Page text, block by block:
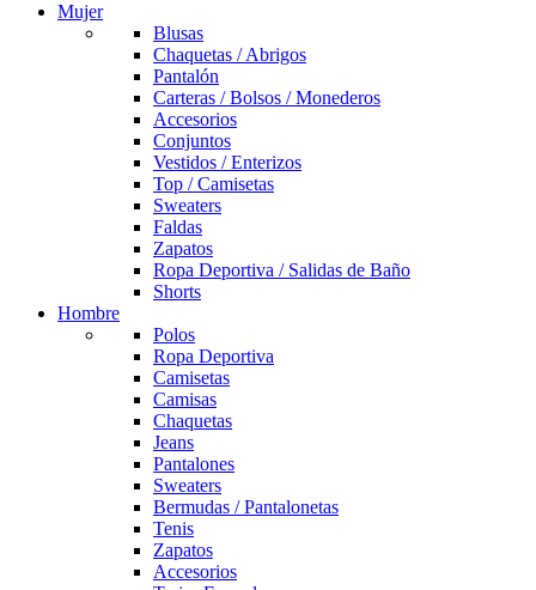
Mujer
Blusas
Chaquetas / Abrigos
Pantalón
Carteras / Bolsos / Monederos
Accesorios
Conjuntos
Vestidos / Enterizos
Top / Camisetas
Sweaters
Faldas
Zapatos
Ropa Deportiva / Salidas de Baño
Shorts
Hombre
Polos
Ropa Deportiva
Camisetas
Camisas
Chaquetas
Jeans
Pantalones
Sweaters
Bermudas / Pantalonetas
Tenis
Zapatos
Accesorios